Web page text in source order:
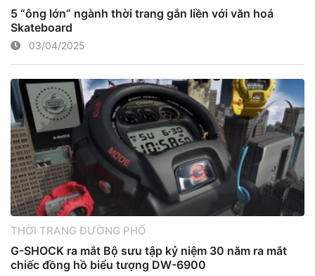
5 “ông lớn” ngành thời trang gắn liền với văn hoá
Skateboard
03/04/2025
THỜI TRANG ĐƯỜNG PHỐ
G-SHOCK ra mắt Bộ sưu tập kỷ niệm 30 năm ra mắt
chiếc đồng hồ biểu tượng DW-6900